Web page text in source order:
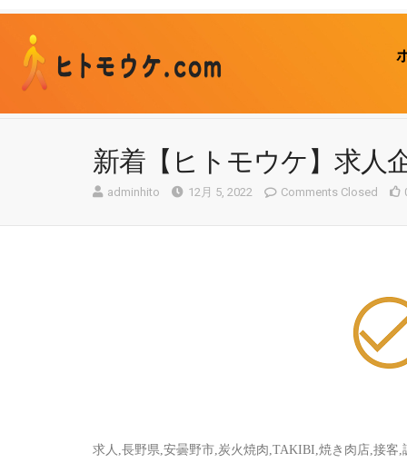
新着【ヒトモウケ】求人
adminhito 12月 5, 2022 Comments Closed
求人,長野県,安曇野市,炭火焼肉,TAKIBI,焼き肉店,接客